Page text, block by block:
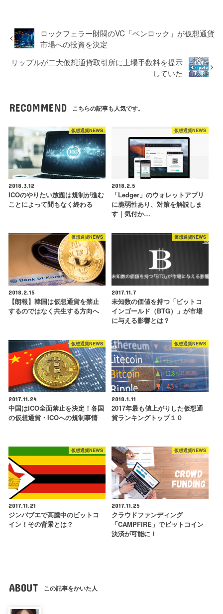
ロックフェラー財閥のVC「ベンロック」が仮想通貨
市場への投資を決定
リップルが二大仮想通貨取引所に上場手数料を提示
していた
RECOMMEND こちらの記事も人気です。
仮想通貨NEWS
2018.3.12
ICOのやりたい放題は規制が進む
ことによって間もなく終わる
仮想通貨NEWS
2018.2.5
「Ledger」のウォレットアプリ
に脆弱性あり、対策を解説しま
す｜気付か…
仮想通貨NEWS
2018.2.15
【朗報】韓国は仮想通貨を禁止
するのではなく共生する方向へ
仮想通貨NEWS
2017.11.7
未知数の価値を持つ「ビットコ
インゴールド（BTG）」が市場
に与える影響とは？
仮想通貨NEWS
2017.11.24
中国はICO全面禁止を決定！各国
の仮想通貨・ICOへの規制事情
仮想通貨NEWS
2018.1.11
2017年最も値上がりした仮想通
貨ランキングトップ１０
仮想通貨NEWS
2017.11.21
ジンバブエで高騰中のビットコ
イン！その背景とは？
仮想通貨NEWS
2017.11.25
クラウドファンディング
「CAMPFIRE」でビットコイン
決済が可能に！
ABOUT この記事をかいた人